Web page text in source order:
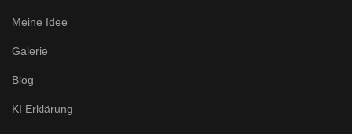
Meine Idee
Galerie
Blog
KI Erklärung